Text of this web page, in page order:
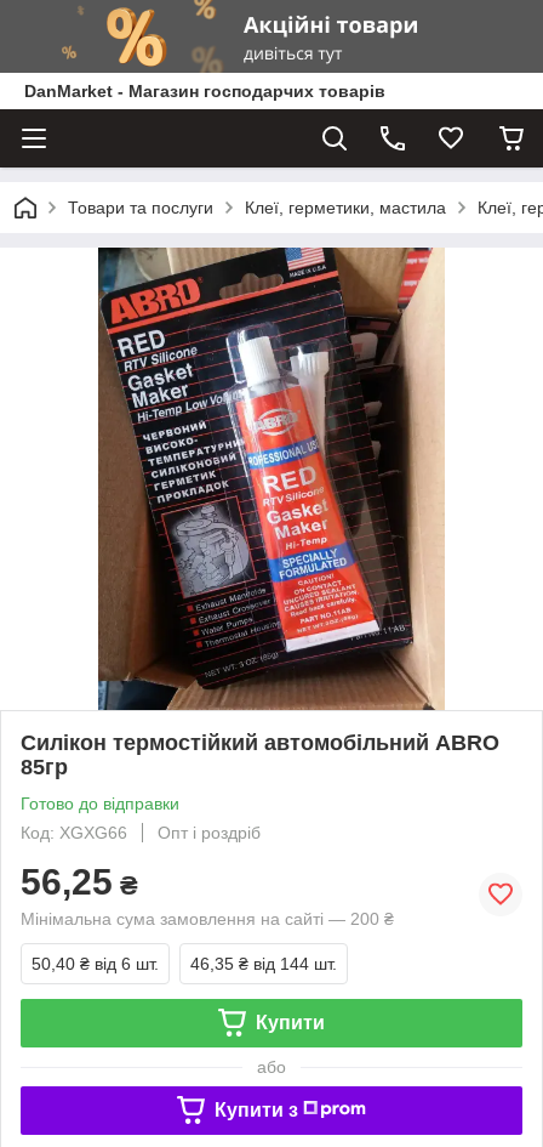
DanMarket - Магазин господарчих товарів
Товари та послуги Клеї, герметики, мастила Клеї,
Силікон термостійкий автомобільний ABRO
85гр
Готово до відправки
Код: XGXG66
Опт і роздріб
56,25 ₴
Мінімальна сума замовлення на сайті — 200 ₴
50,40 ₴ від 6 шт. 46,35 ₴ від 144 шт.
Купити
або
Купити з